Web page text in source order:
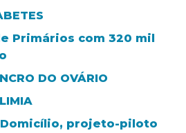
Primários com 320 mil
DO OVÁRIO
projeto-piloto